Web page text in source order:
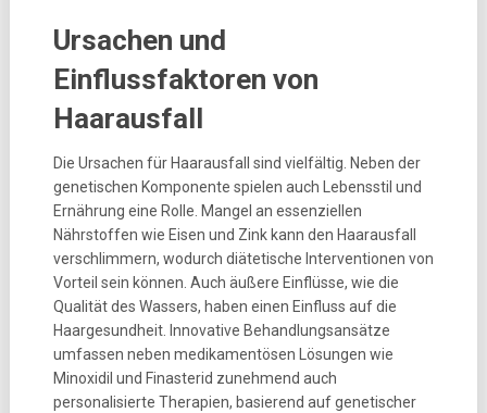
Ursachen und
Einflussfaktoren von
Haarausfall
Die Ursachen für Haarausfall sind vielfältig. Neben der
genetischen Komponente spielen auch Lebensstil und
Ernährung eine Rolle. Mangel an essenziellen
Nährstoffen wie Eisen und Zink kann den Haarausfall
verschlimmern, wodurch diätetische Interventionen von
Vorteil sein können. Auch äußere Einflüsse, wie die
Qualität des Wassers, haben einen Einfluss auf die
Haargesundheit. Innovative Behandlungsansätze
umfassen neben medikamentösen Lösungen wie
Minoxidil und Finasterid zunehmend auch
personalisierte Therapien, basierend auf genetischer